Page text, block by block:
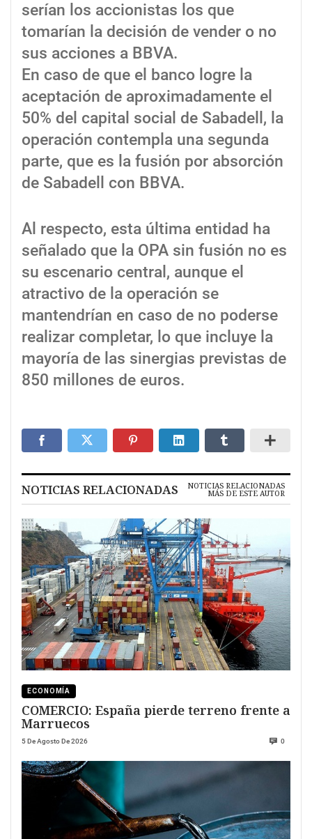
serían los accionistas los que
tomarían la decisión de vender o no
sus acciones a BBVA.
En caso de que el banco logre la
aceptación de aproximadamente el
50% del capital social de Sabadell, la
operación contempla una segunda
parte, que es la fusión por absorción
de Sabadell con BBVA.
Al respecto, esta última entidad ha
señalado que la OPA sin fusión no es
su escenario central, aunque el
atractivo de la operación se
mantendrían en caso de no poderse
realizar completar, lo que incluye la
mayoría de las sinergias previstas de
850 millones de euros.
NOTICIAS RELACIONADAS NOTICIAS RELACIONADAS
MÁS DE ESTE AUTOR
ECONOMÍA
COMERCIO: España pierde terreno frente a
Marruecos
5 De Agosto De 2026 0